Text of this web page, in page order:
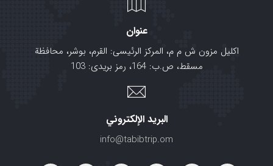
عنوان
اکلیل مزون ش م م، المرکز الرئیسی: القرم، بوشر، محافظة
مسقط، ص.ب: 164، رمز بریدی: 103
البريد الإلكتروني
info@tabibtrip.om